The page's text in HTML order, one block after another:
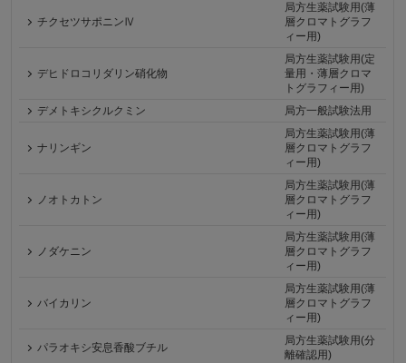
チクセツサポニンⅣ
局方生薬試験用(薄
層クロマトグラフ
ィー用)
デヒドロコリダリン硝化物
局方生薬試験用(定
量用・薄層クロマ
トグラフィー用)
デメトキシクルクミン
局方一般試験法用
ナリンギン
局方生薬試験用(薄
層クロマトグラフ
ィー用)
ノオトカトン
局方生薬試験用(薄
層クロマトグラフ
ィー用)
ノダケニン
局方生薬試験用(薄
層クロマトグラフ
ィー用)
バイカリン
局方生薬試験用(薄
層クロマトグラフ
ィー用)
パラオキシ安息香酸ブチル
局方生薬試験用(分
離確認用)